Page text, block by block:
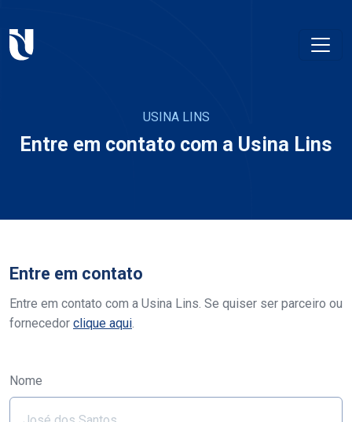
USINA LINS
Entre em contato com a Usina Lins
Entre em contato
Entre em contato com a Usina Lins. Se quiser ser parceiro ou
fornecedor clique aqui.
Nome